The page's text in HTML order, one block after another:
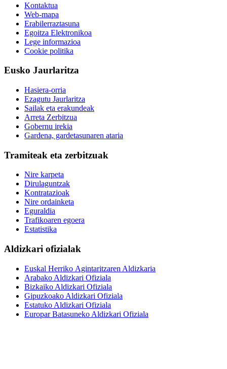
Kontaktua
Web-mapa
Erabilerraztasuna
Egoitza Elektronikoa
Lege informazioa
Cookie politika
Eusko Jaurlaritza
Hasiera-orria
Ezagutu Jaurlaritza
Sailak eta erakundeak
Arreta Zerbitzua
Gobernu irekia
Gardena, gardetasunaren ataria
Tramiteak eta zerbitzuak
Nire karpeta
Dirulaguntzak
Kontratazioak
Nire ordainketa
Eguraldia
Trafikoaren egoera
Estatistika
Aldizkari ofizialak
Euskal Herriko Agintaritzaren Aldizkaria
Arabako Aldizkari Ofiziala
Bizkaiko Aldizkari Ofiziala
Gipuzkoako Aldizkari Ofiziala
Estatuko Aldizkari Ofiziala
Europar Batasuneko Aldizkari Ofiziala